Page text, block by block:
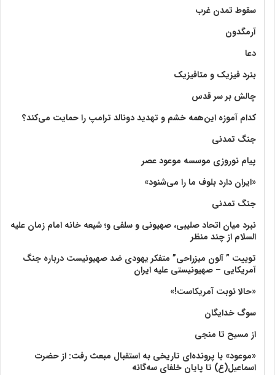
سقوط تمدن غرب
آرمگدون
دعا
بنرد فیزیک و متافیزیک
چالش بر سر قدس
کدام آموزه این‌همه خشم و تهدید دونالد ترامپ را حمایت می‌کند؟
جنگ تمدنی
پیام نوروزی موسسه موعود عصر
«ایران دارد بلوف ما را می‌شنود»
جنگ تمدنی
نبرد میان اتحاد صلیبی، صهیونی و سلفی و؛ شیعه خانه امام زمان علیه
السلام از چند منظر
توییت ” آلون میزراحی” متفکر یهودی ضد صهیونیست درباره جنگ
آمریکایی – صهیونیستی علیه ایران
«حالا نوبت آمریکاست!»
سوگ خدایگان
از مسیح تا منجی
«موعود» با پرونده‌ای تاریخی به استقبال مبعث رفت: از حضرت
اسماعیل(ع) تا پایان خلفای سه‌گانه